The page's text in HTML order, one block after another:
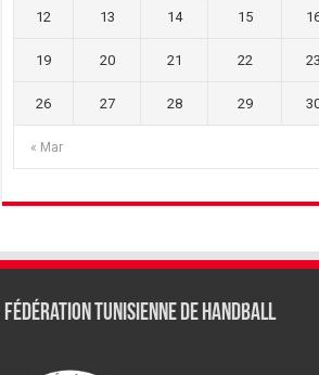
« Mar
12 13 14 15
19 20 21 22 23
26 27 28 29
Fédération tunisienne de Handball